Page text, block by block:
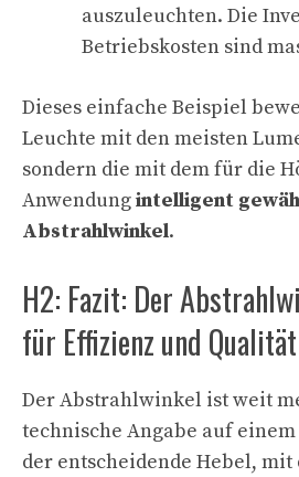
auszuleuchten. Die
Betriebskosten sind
Dieses einfache Beispiel
Leuchte mit den meisten
sondern die mit dem für die
Anwendungintelligent
Abstrahlwinkel.
H2: Fazit: Der
für Effizienz und Qualität
Der Abstrahlwinkel ist weit
technische Angabe auf
der entscheidende Hebel, mit